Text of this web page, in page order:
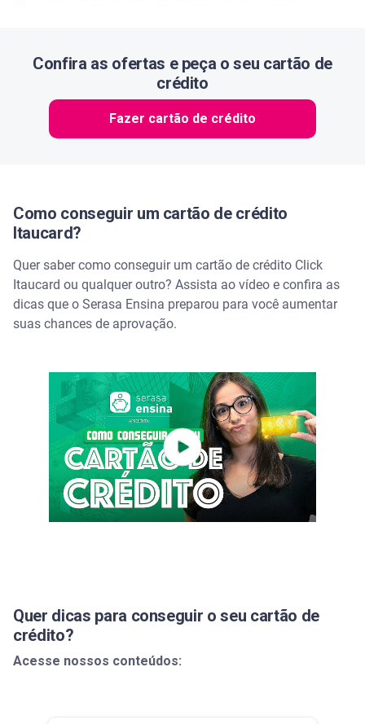
Confira as ofertas e peça o seu cartão de
crédito
Fazer cartão de crédito
Como conseguir um cartão de crédito
Itaucard?
Quer saber como conseguir um cartão de crédito Click
Itaucard ou qualquer outro? Assista ao vídeo e confira as
dicas que o Serasa Ensina preparou para você aumentar
suas chances de aprovação.
Quer dicas para conseguir o seu cartão de
crédito?
Acesse nossos conteúdos: